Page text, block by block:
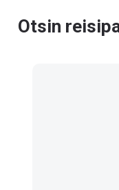
Otsin